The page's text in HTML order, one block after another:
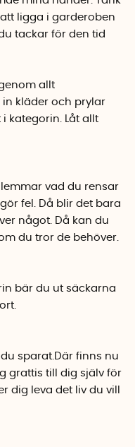
ligga i garderoben
tackar för den tid
allt
kläder och prylar
kategorin. Låt allt
vad du rensar
fel. Då blir det bara
något. Då kan du
du tror de behöver.
bär du ut säckarna
sparat.Där finns nu
grattis till dig själv för
dig leva det liv du vill